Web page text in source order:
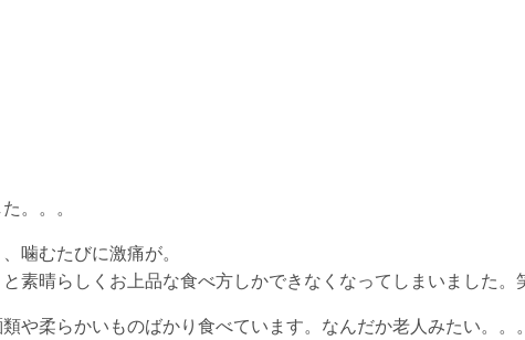
。。。
噛むたびに激痛が。
素晴らしくお上品な食べ方しかできなくなってしまいました。
や柔らかいものばかり食べています。なんだか老人みたい。。。